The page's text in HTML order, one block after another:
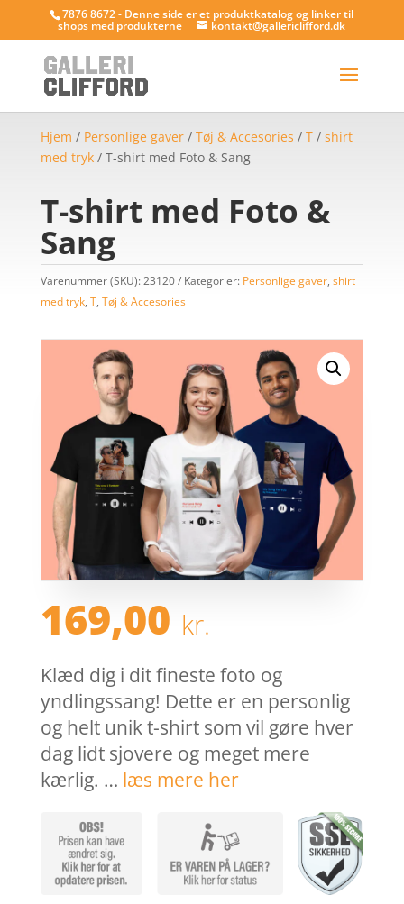
7876 8672 - Denne side er et produktkatalog og linker til
shops med produkterne kontakt@gallericlifford.dk
Hjem / Personlige gaver/ Tøj & Accesories / T/ shirt
med tryk/ T-shirt med Foto & Sang
T-shirt med Foto &
Sang
Varenummer (SKU):23120 Kategorier: Personlige gaver, shirt
med tryk, T, Tøj & Accesories
169,00 kr.
Klæd dig i dit fineste foto og
yndlingssang! Dette er en personlig
og helt unik t-shirt som vil gøre hver
dag lidt sjovere og meget mere
kærlig. … læs mere her